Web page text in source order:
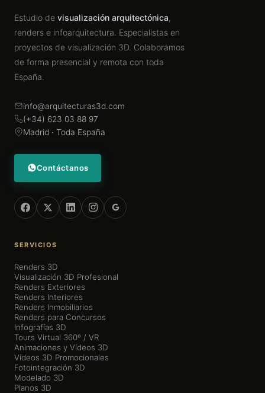
Estudio de visualización arquitectónica,
renders e infoarquitectura. Especialistas en
proyectos de visualización 3D. Colaboramos
de forma presencial y remota con toda
España.
info@arquitecturas3d.com
(+34) 623 03 88 97
Madrid · Toda España
Contáctanos
SERVICIOS
Renders 3D
Visualización 3D Profesional
Renders Exteriores
Renders Interiores
Renders Inmobiliarios
Renders para Concursos
Infografías 3D
Tours Virtual 360º / VR
Animaciones y Vídeos 3D
Vídeos 3D Promocionales
Fotointegración 3D
Modelado 3D
Planos 3D